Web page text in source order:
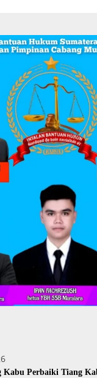
Kabu Perbaiki Tiang